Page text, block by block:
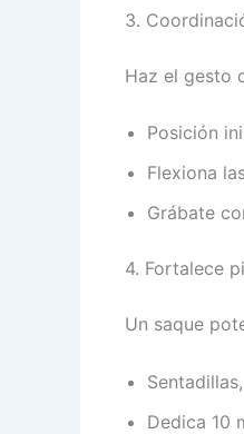
3.
Haz el gesto
Posición
Flexiona
Grábate
4. Fortalece
Un saque
Dedica 10